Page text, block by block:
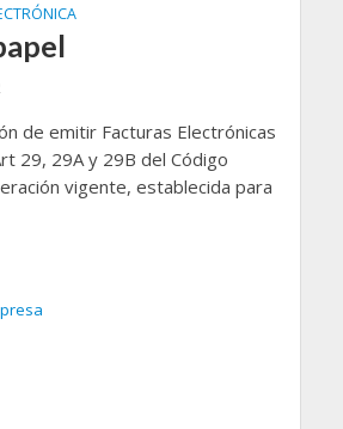
de emitir Facturas Electrónicas
29, 29A y 29B del Código
vigente, establecida para